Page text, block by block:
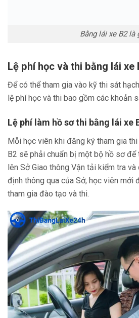
Bằng lái xe B2 là
Lệ phí học và thi bằng lái xe
Để có thể tham gia vào kỹ thi sát
lệ phí học và thi bao gồm các khoản
Lệ phí làm hồ sơ thi bằng lái xe
Mỗi học viên khi đăng ký tham gia
B2 sẽ phải chuẩn bị một bộ hồ sơ để
lên Sở Giao thông Vận tải kiểm tra
định thông qua của Sở, học viên mới
tham gia đào tạo và thi.